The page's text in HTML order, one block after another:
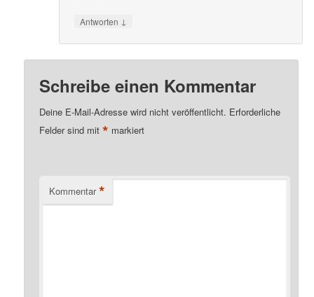
Antworten ↓
Schreibe einen Kommentar
Deine E-Mail-Adresse wird nicht veröffentlicht. Erforderliche
Felder sind mit* markiert
Kommentar *